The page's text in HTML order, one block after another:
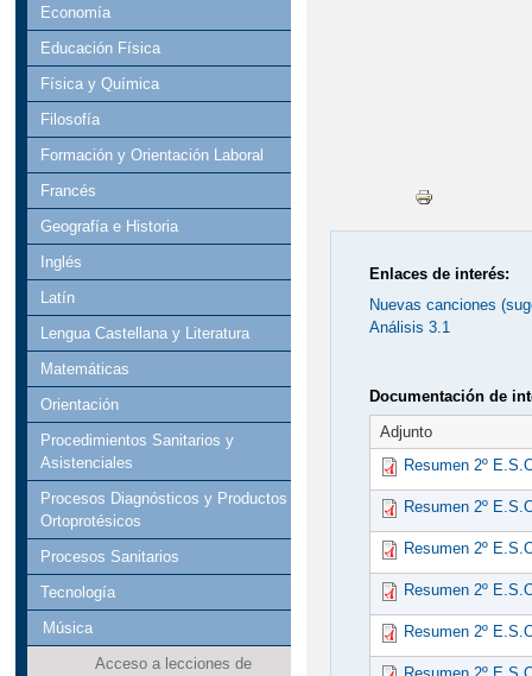
Economía
Educación Física
Física y Química
Filosofía
Formación y Orientación Laboral
Francés
Geografía e Historia
Inglés
Latín
Lengua Castellana y Literatura
Matemáticas
Orientación
Procedimientos Sanitarios y
Asistenciales
Procesos Diagnósticos y Productos
Ortoprotésicos
Procesos Sanitarios
Tecnología
Música
Acceso a lecciones de
Enlaces de interés:
Nuevas canciones
Análisis 3.1
Documentación de
Adjunto
Resumen 2º
Resumen 2º
Resumen 2º
Resumen 2º
Resumen 2º